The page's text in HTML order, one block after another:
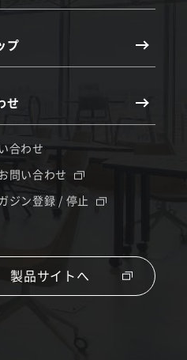
プ
せ
合わせ
問い合わせ
ジン登録 / 停止
製品サイトへ